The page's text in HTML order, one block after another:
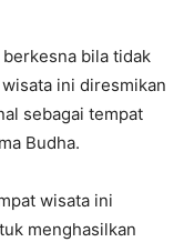
bila tidak
ini diresmikan
sebagai tempat
Budha.
wisata ini
menghasilkan